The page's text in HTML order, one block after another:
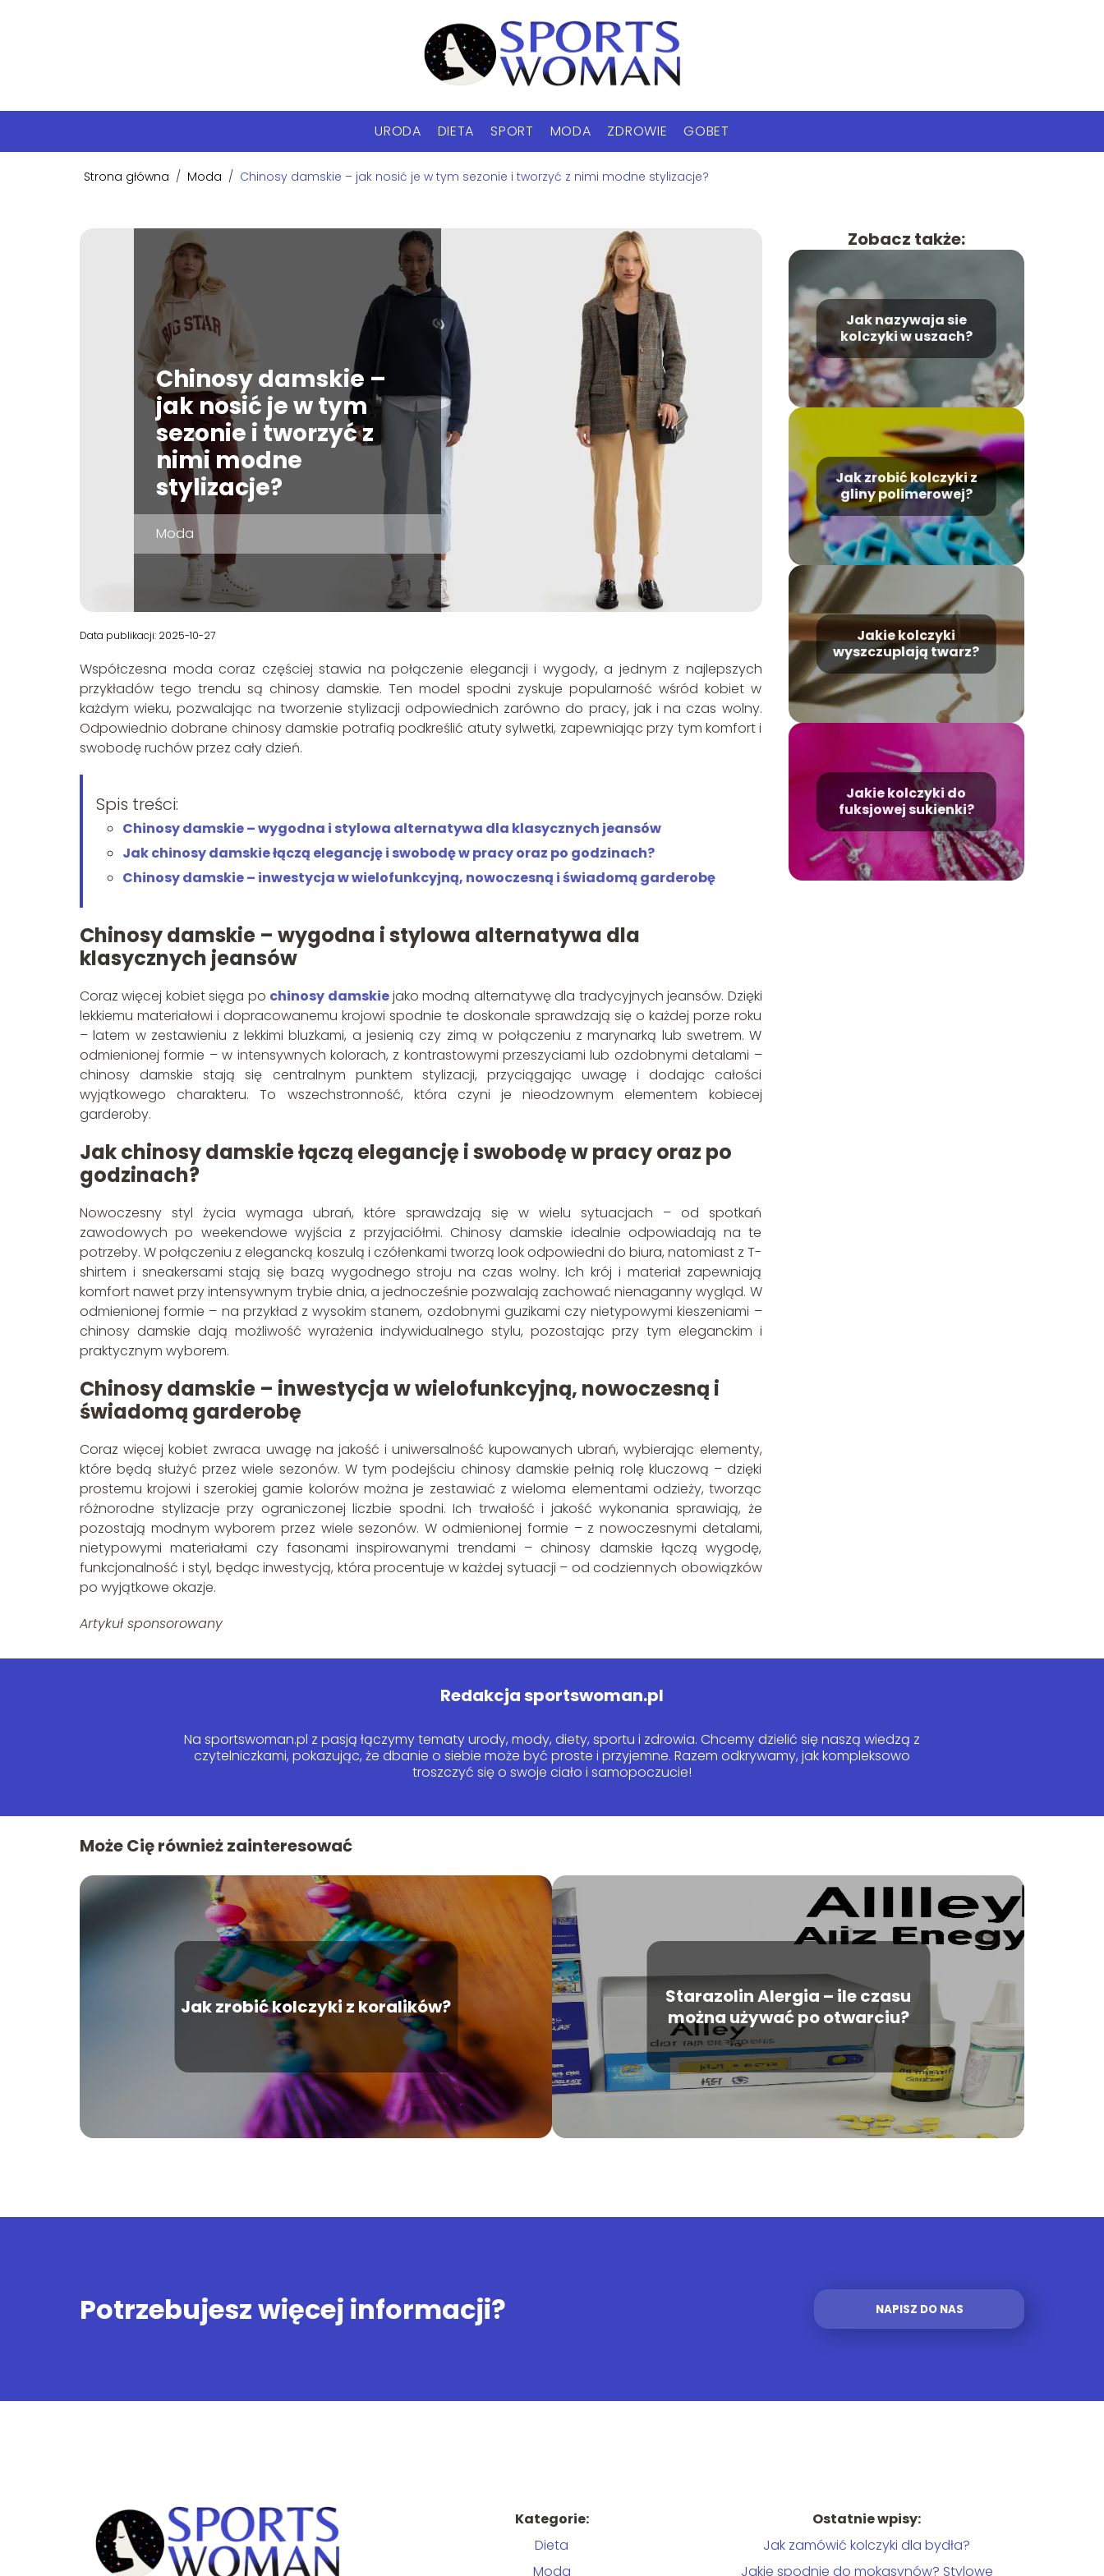
URODA DIETA SPORT MODA ZDROWIE GOBET
Strona główna / Moda / Chinosy damskie – jak nosić je w tym sezonie i tworzyć z nimi modne stylizacje?
Chinosy damskie –
jak nosić je w tym
sezonie i tworzyć z
nimi modne
stylizacje?
Moda
Data publikacji: 2025-10-27
Współczesna moda coraz częściej stawia na połączenie elegancji i wygody, a jednym z najlepszych
przykładów tego trendu są chinosy damskie. Ten model spodni zyskuje popularność wśród kobiet w
każdym wieku, pozwalając na tworzenie stylizacji odpowiednich zarówno do pracy, jak i na czas wolny.
Odpowiednio dobrane chinosy damskie potrafią podkreślić atuty sylwetki, zapewniając przy tym komfort i
swobodę ruchów przez cały dzień.
Spis treści:
Chinosy damskie – wygodna i stylowa alternatywa dla klasycznych jeansów
Jak chinosy damskie łączą elegancję i swobodę w pracy oraz po godzinach?
Chinosy damskie – inwestycja w wielofunkcyjną, nowoczesną i świadomą garderobę
Chinosy damskie – wygodna i stylowa alternatywa dla
klasycznych jeansów
Coraz więcej kobiet sięga po chinosy damskiejako modną alternatywę dla tradycyjnych jeansów. Dzięki
lekkiemu materiałowi i dopracowanemu krojowi spodnie te doskonale sprawdzają się o każdej porze roku
– latem w zestawieniu z lekkimi bluzkami, a jesienią czy zimą w połączeniu z marynarką lub swetrem. W
odmienionej formie – w intensywnych kolorach, z kontrastowymi przeszyciami lub ozdobnymi detalami –
chinosy damskie stają się centralnym punktem stylizacji, przyciągając uwagę i dodając całości
wyjątkowego charakteru. To wszechstronność, która czyni je nieodzownym elementem kobiecej
garderoby.
Jak chinosy damskie łączą elegancję i swobodę w pracy oraz po
godzinach?
Nowoczesny styl życia wymaga ubrań, które sprawdzają się w wielu sytuacjach – od spotkań
zawodowych po weekendowe wyjścia z przyjaciółmi. Chinosy damskie idealnie odpowiadają na te
potrzeby. W połączeniu z elegancką koszulą i czółenkami tworzą look odpowiedni do biura, natomiast z T-
shirtem i sneakersami stają się bazą wygodnego stroju na czas wolny. Ich krój i materiał zapewniają
komfort nawet przy intensywnym trybie dnia, a jednocześnie pozwalają zachować nienaganny wygląd. W
odmienionej formie – na przykład z wysokim stanem, ozdobnymi guzikami czy nietypowymi kieszeniami –
chinosy damskie dają możliwość wyrażenia indywidualnego stylu, pozostając przy tym eleganckim i
praktycznym wyborem.
Chinosy damskie – inwestycja w wielofunkcyjną, nowoczesną i
świadomą garderobę
Coraz więcej kobiet zwraca uwagę na jakość i uniwersalność kupowanych ubrań, wybierając elementy,
które będą służyć przez wiele sezonów. W tym podejściu chinosy damskie pełnią rolę kluczową – dzięki
prostemu krojowi i szerokiej gamie kolorów można je zestawiać z wieloma elementami odzieży, tworząc
różnorodne stylizacje przy ograniczonej liczbie spodni. Ich trwałość i jakość wykonania sprawiają, że
pozostają modnym wyborem przez wiele sezonów. W odmienionej formie – z nowoczesnymi detalami,
nietypowymi materiałami czy fasonami inspirowanymi trendami – chinosy damskie łączą wygodę,
funkcjonalność i styl, będąc inwestycją, która procentuje w każdej sytuacji – od codziennych obowiązków
po wyjątkowe okazje.
Artykuł sponsorowany
Zobacz także:
Jak nazywaja sie
kolczyki w uszach?
Jak zrobić kolczyki z
gliny polimerowej?
Jakie kolczyki
wyszczuplają twarz?
Jakie kolczyki do
fuksjowej sukienki?
Redakcja sportswoman.pl
Na sportswoman.pl z pasją łączymy tematy urody, mody, diety, sportu i zdrowia. Chcemy dzielić się naszą wiedzą z
czytelniczkami, pokazując, że dbanie o siebie może być proste i przyjemne. Razem odkrywamy, jak kompleksowo
troszczyć się o swoje ciało i samopoczucie!
Może Cię również zainteresować
Jak zrobić kolczyki z koralików?
Starazolin Alergia – ile czasu
można używać po otwarciu?
Potrzebujesz więcej informacji? NAPISZ DO NAS
Kategorie:
Dieta
Moda
Ostatnie wpisy:
Jak zamówić kolczyki dla bydła?
Jakie spodnie do mokasynów? Stylowe